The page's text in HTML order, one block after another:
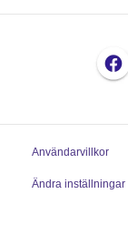
Användarvillkor
Ändra inställningar